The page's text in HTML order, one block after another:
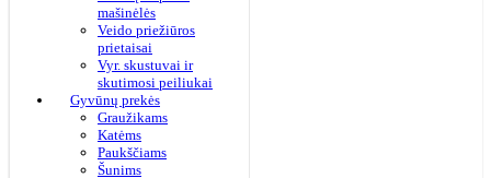
mašinėlės
Veido priežiūros
prietaisai
Vyr. skustuvai ir
skutimosi peiliukai
Gyvūnų prekės
Graužikams
Katėms
Paukščiams
Šunims